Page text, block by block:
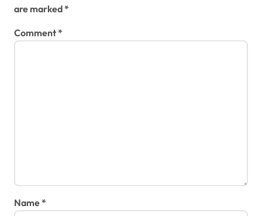
are marked*
Comment*
Name*